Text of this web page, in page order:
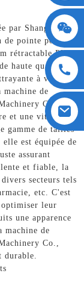
par ShangHai
de pointe pour
rétractable PVC.
haute qualité,
à vos
de
Co.,
et une vitesse de
gamme de tailles
est équipée de
assurant
et fiable, la
secteurs tels
etc. C'est
leur
une apparence
machine de
Co.,